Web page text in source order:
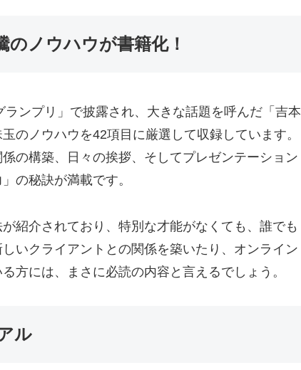
ノウハウが書籍化！
ンプリ」で披露され、大きな話題を呼んだ「吉本
のノウハウを42項目に厳選して収録しています。
の構築、日々の挨拶、そしてプレゼンテーション
の秘訣が満載です。
紹介されており、特別な才能がなくても、誰でも
いクライアントとの関係を築いたり、オンライン
方には、まさに必読の内容と言えるでしょう。
ル